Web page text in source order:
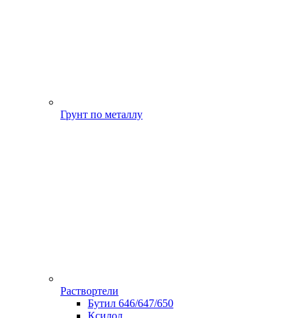
Грунт по металлу
Раствортели
Бутил 646/647/650
Ксилол